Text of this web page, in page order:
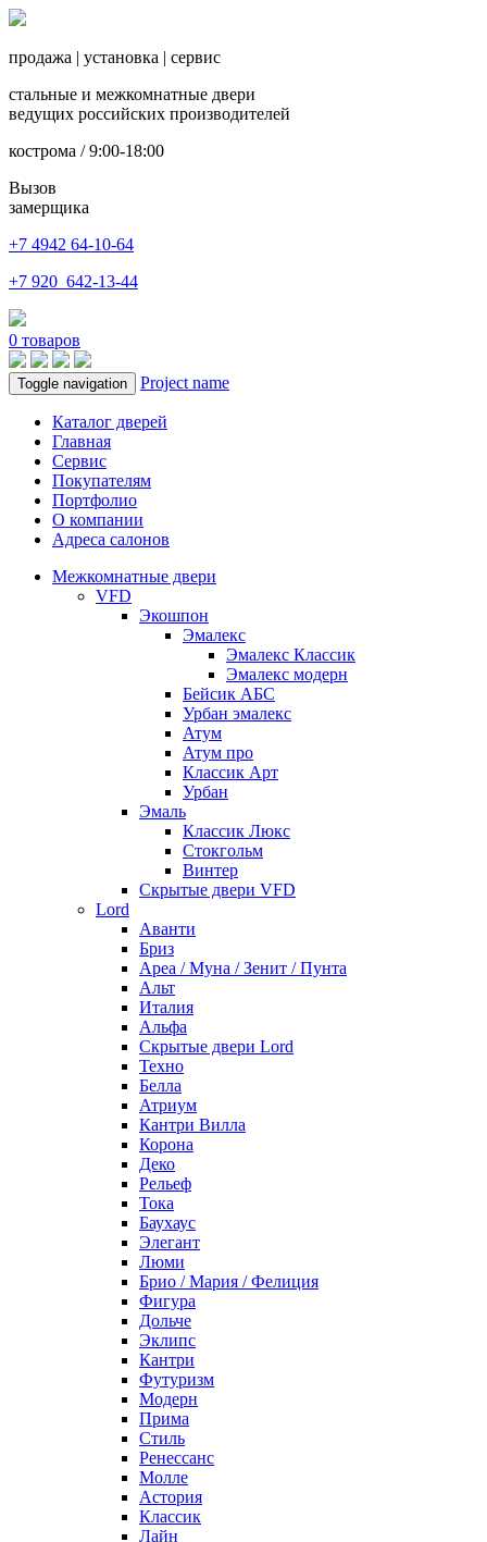
продажа | установка | сервис
стальные и межкомнатные двери
ведущих российских производителей
кострома / 9:00-18:00
Вызов
замерщика
+7 4942 64-10-64
+7 920 642-13-44
0 товаров
Toggle navigation Project name
Каталог дверей
Главная
Сервис
Покупателям
Портфолио
О компании
Адреса салонов
Межкомнатные двери
VFD
Экошпон
Эмалекс
Эмалекс Классик
Эмалекс модерн
Бейсик АБС
Урбан эмалекс
Атум
Атум про
Классик Арт
Урбан
Эмаль
Классик Люкс
Стокгольм
Винтер
Скрытые двери VFD
Lord
Аванти
Бриз
Ареа / Муна / Зенит / Пунта
Альт
Италия
Альфа
Скрытые двери Lord
Техно
Белла
Атриум
Кантри Вилла
Корона
Деко
Рельеф
Тока
Баухаус
Элегант
Люми
Брио / Мария / Фелиция
Фигура
Дольче
Эклипс
Кантри
Футуризм
Модерн
Прима
Стиль
Ренессанс
Молле
Астория
Классик
Лайн